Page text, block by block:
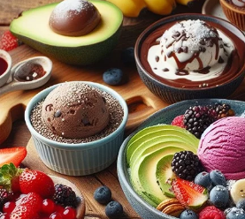
deliciosos
y
fáciles
de
hacer